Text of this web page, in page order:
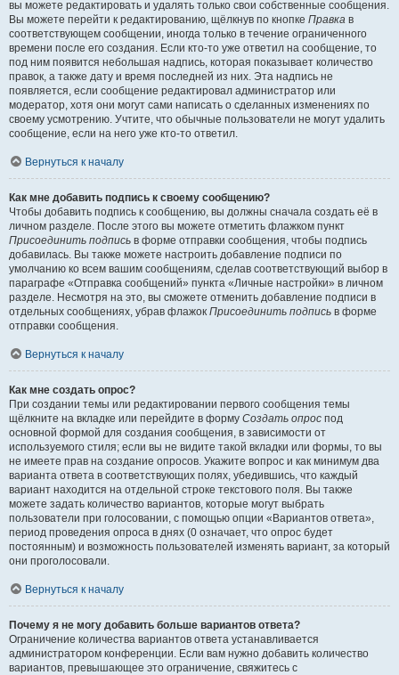
вы можете редактировать и удалять только свои собственные сообщения.
Вы можете перейти к редактированию, щёлкнув по кнопке Правка в
соответствующем сообщении, иногда только в течение ограниченного
времени после его создания. Если кто-то уже ответил на сообщение, то
под ним появится небольшая надпись, которая показывает количество
правок, а также дату и время последней из них. Эта надпись не
появляется, если сообщение редактировал администратор или
модератор, хотя они могут сами написать о сделанных изменениях по
своему усмотрению. Учтите, что обычные пользователи не могут удалить
сообщение, если на него уже кто-то ответил.
Вернуться к началу
Как мне добавить подпись к своему сообщению?
Чтобы добавить подпись к сообщению, вы должны сначала создать её в
личном разделе. После этого вы можете отметить флажком пункт
Присоединить подпись в форме отправки сообщения, чтобы подпись
добавилась. Вы также можете настроить добавление подписи по
умолчанию ко всем вашим сообщениям, сделав соответствующий выбор в
параграфе «Отправка сообщений» пункта «Личные настройки» в личном
разделе. Несмотря на это, вы сможете отменить добавление подписи в
отдельных сообщениях, убрав флажок Присоединить подпись в форме
отправки сообщения.
Вернуться к началу
Как мне создать опрос?
При создании темы или редактировании первого сообщения темы
щёлкните на вкладке или перейдите в форму Создать опрос под
основной формой для создания сообщения, в зависимости от
используемого стиля; если вы не видите такой вкладки или формы, то вы
не имеете прав на создание опросов. Укажите вопрос и как минимум два
варианта ответа в соответствующих полях, убедившись, что каждый
вариант находится на отдельной строке текстового поля. Вы также
можете задать количество вариантов, которые могут выбрать
пользователи при голосовании, с помощью опции «Вариантов ответа»,
период проведения опроса в днях (0 означает, что опрос будет
постоянным) и возможность пользователей изменять вариант, за который
они проголосовали.
Вернуться к началу
Почему я не могу добавить больше вариантов ответа?
Ограничение количества вариантов ответа устанавливается
администратором конференции. Если вам нужно добавить количество
вариантов, превышающее это ограничение, свяжитесь с